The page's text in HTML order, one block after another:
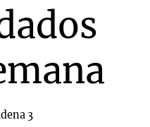
3